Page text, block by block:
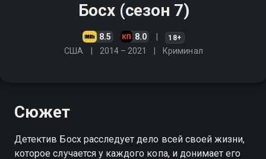
Босх (сезон 7)
8.5 8.0 18+
США 2014 – 2021 Криминал
Сюжет
Детектив Босх расследует дело всей своей жизни,
которое случается у каждого копа, и донимает его